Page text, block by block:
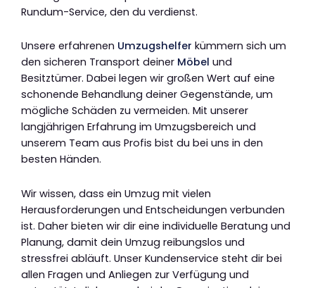
Rundum-Service, den du verdienst.
Unsere erfahrenen Umzugshelfer kümmern sich um
den sicheren Transport deiner Möbel und
Besitztümer. Dabei legen wir großen Wert auf eine
schonende Behandlung deiner Gegenstände, um
mögliche Schäden zu vermeiden. Mit unserer
langjährigen Erfahrung im Umzugsbereich und
unserem Team aus Profis bist du bei uns in den
besten Händen.
Wir wissen, dass ein Umzug mit vielen
Herausforderungen und Entscheidungen verbunden
ist. Daher bieten wir dir eine individuelle Beratung und
Planung, damit dein Umzug reibungslos und
stressfrei abläuft. Unser Kundenservice steht dir bei
allen Fragen und Anliegen zur Verfügung und